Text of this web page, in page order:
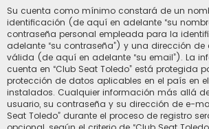
Su cuenta como mínimo constará de un
identificación (de aquí en adelante “su
contraseña personal empleada para la
adelante “su contraseña”) y una dirección de
válida (de aquí en adelante “su email”). La
cuenta en “Club Seat Toledo” está protegida
protección de datos aplicables en el país en
instalados. Cualquier información más allá
usuario, su contraseña y su dirección de e-
Seat Toledo” durante el proceso de registro